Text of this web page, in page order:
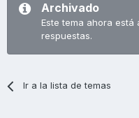
Archivado
Este tema ahora
respuestas.
Ir a la lista de temas